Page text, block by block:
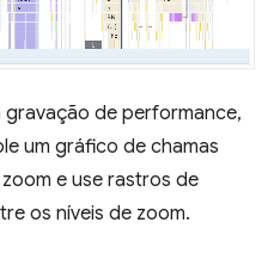
de performance,
um gráfico de chamas
e use rastros de
os níveis de zoom.